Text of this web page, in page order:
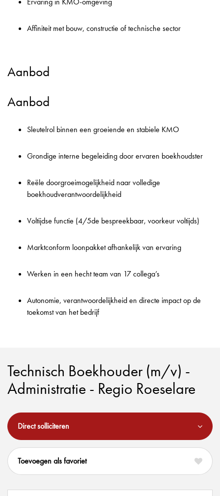
Affiniteit met bouw, constructie of technische sector
Aanbod
Aanbod
Sleutelrol binnen een groeiende en stabiele KMO
Grondige interne begeleiding door ervaren boekhoudster
Reële doorgroeimogelijkheid naar volledige
boekhoudverantwoordelijkheid
Voltijdse functie (4/5de bespreekbaar, voorkeur voltijds)
Marktconform loonpakket afhankelijk van ervaring
Werken in een hecht team van 17 collega’s
Autonomie, verantwoordelijkheid en directe impact op de
toekomst van het bedrijf
Technisch Boekhouder (m/v) -
Administratie - Regio Roeselare
Direct solliciteren
favoriet